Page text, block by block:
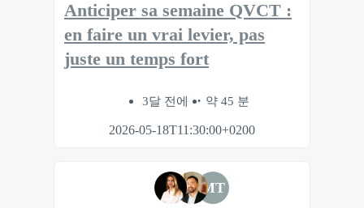
Anticiper sa semaine QVCT :
en faire un vrai levier, pas
juste un temps fort
3달 전에 약 45 분
2026-05-18T11:30:00+0200
MT